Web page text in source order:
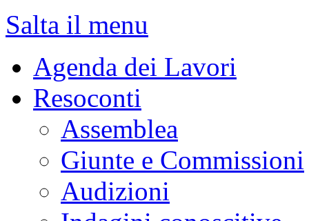
Salta il menu
Agenda dei Lavori
Resoconti
Assemblea
Giunte e Commissioni
Audizioni